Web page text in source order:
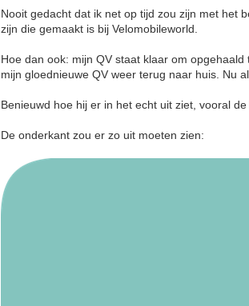
Nooit gedacht dat ik net op tijd zou zijn met het
zijn die gemaakt is bij Velomobileworld.
Hoe dan ook: mijn QV staat klaar om
mijn gloednieuwe QV weer terug naar huis. Nu
Benieuwd hoe hij er in het echt uit ziet, vooral de
De onderkant zou er zo uit moeten zien: